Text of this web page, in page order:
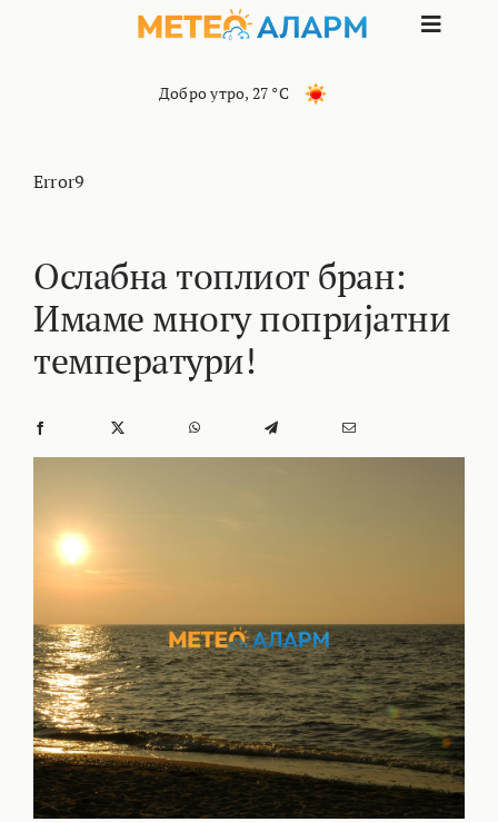
Toggle
ИНТЕРЕСНО
КОНТАКТ
Добро утро, 27 °C
Error9
Ослабна топлиот бран:
Имаме многу попријатни
температури!